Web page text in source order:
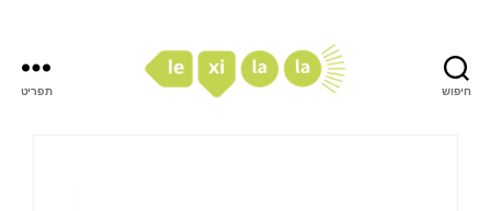
חיפוש תפריט